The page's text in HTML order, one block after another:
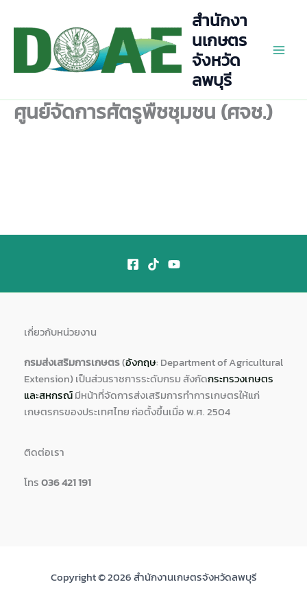
content
สำนักงา
นเกษตร
จังหวัด
ลพบุรี
ศูนย์จัดการศัตรูพืชชุมชน (ศจช.)
เกี่ยวกับหน่วยงาน
กรมส่งเสริมการเกษตร(อังกฤษ: Department of Agricultural
Extension) เป็นส่วนราชการระดับกรม สังกัดกระทรวงเกษตร
และสหกรณ์มีหน้าที่จัดการส่งเสริมการทำการเกษตรให้แก่
เกษตรกรของประเทศไทย ก่อตั้งขึ้นเมื่อ พ.ศ. 2504
ติดต่อเรา
โทร036 421 191
Copyright © 2026 สำนักงานเกษตรจังหวัดลพบุรี